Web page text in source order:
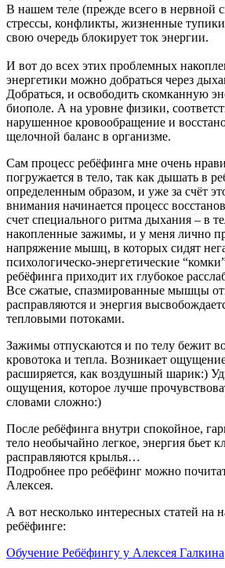
В нашем теле (прежде всего в нервной
стрессы, конфликты, жизненные
свою очередь блокирует ток энергии.
И вот до всех этих проблемных
энергетики можно добраться через
Добраться, и освободить скомканную
биополе. А на уровне физики,
нарушенное кровообращение и
щелочной баланс в организме.
Сам процесс ребёфинга мне очень
погружается в тело, так как дышать в
определенным образом, и уже за счёт
внимания начинается процесс
счет специального ритма дыхания – в
накопленные зажимы, и у меня лично
напряжение мышц, в которых сидят
психологическо-энергетические
ребёфинга приходит их глубокое
Все сжатые, спазмированные мышцы
расправляются и энергия
тепловыми потоками.
Зажимы отпускаются и по телу бежит
кровотока и тепла. Возникает
расширяется, как воздушный шарик:)
ощущения, которое лучше
словами сложно:)
После ребёфинга внутри спокойное,
тело необычайно легкое, энергия бьет
расправляются крылья…
Подробнее про ребёфинг можно
Алексея.
А вот несколько интересных статей на
ребёфинге:
Обучение Ребёфингу у Алексея Галкина